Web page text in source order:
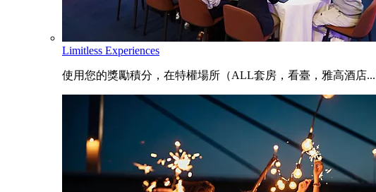
Limitless Experiences
使用您的獎勵積分，在特權場所（ALL套房，看臺，雅高酒店